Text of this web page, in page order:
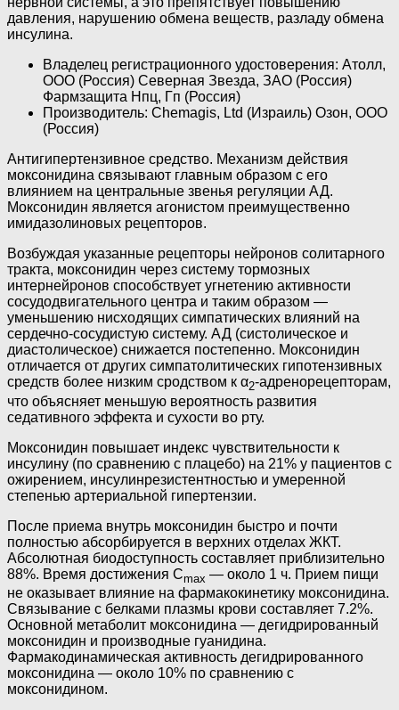
давления, нарушению обмена веществ, разладу обмена
инсулина.
Владелец регистрационного удостоверения: Атолл,
ООО (Россия) Северная Звезда, ЗАО (Россия)
Фармзащита Нпц, Гп (Россия)
Производитель: Chemagis, Ltd (Израиль) Озон, ООО
(Россия)
Антигипертензивное средство. Механизм действия
моксонидина связывают главным образом с его
влиянием на центральные звенья регуляции АД.
Моксонидин является агонистом преимущественно
имидазолиновых рецепторов.
Возбуждая указанные рецепторы нейронов солитарного
тракта, моксонидин через систему тормозных
интернейронов способствует угнетению активности
сосудодвигательного центра и таким образом —
уменьшению нисходящих симпатических влияний на
сердечно-сосудистую систему. АД (систолическое и
диастолическое) снижается постепенно. Моксонидин
отличается от других симпатолитических гипотензивных
средств более низким сродством к α2-адренорецепторам,
что объясняет меньшую вероятность развития
седативного эффекта и сухости во рту.
Моксонидин повышает индекс чувствительности к
инсулину (по сравнению с плацебо) на 21% у пациентов с
ожирением, инсулинрезистентностью и умеренной
степенью артериальной гипертензии.
После приема внутрь моксонидин быстро и почти
полностью абсорбируется в верхних отделах ЖКТ.
Абсолютная биодоступность составляет приблизительно
88%. Время достижения Cmax — около 1 ч. Прием пищи
не оказывает влияние на фармакокинетику моксонидина.
Связывание с белками плазмы крови составляет 7.2%.
Основной метаболит моксонидина — дегидрированный
моксонидин и производные гуанидина.
Фармакодинамическая активность дегидрированного
моксонидина — около 10% по сравнению с
моксонидином.